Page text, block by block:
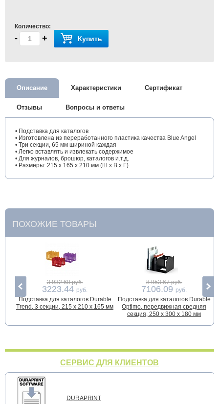
Количество:
- + Купить
Описание Характеристики Сертификат
Отзывы Вопросы и ответы
• Подставка для каталогов
• Изготовлена из переработанного пластика качества Blue Angel
• Три секции, 65 мм шириной каждая
• Легко вставлять и извлекать содержимое
• Для журналов, брошюр, каталогов и.т.д.
• Размеры: 215 x 165 x 210 мм (Ш x В x Г)
ПОХОЖИЕ ТОВАРЫ
3 932.60 руб.
3223.44 руб.
Подставка для каталогов Durable
Trend, 3 секции, 215 x 210 x 165 мм
8 953.67 руб.
7106.09 руб.
Подставка для каталогов Durable
Optimo, передвижная средняя
секция, 250 x 300 x 180 мм
СЕРВИС ДЛЯ КЛИЕНТОВ
DURAPRINT